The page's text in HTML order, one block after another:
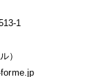
1
）